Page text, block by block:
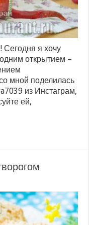
Сегодня я хочу
открытием –
мной поделилась
из Инстаграм,
ей,